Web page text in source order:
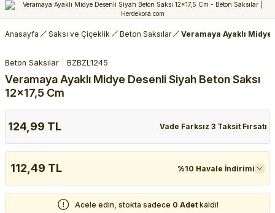
Anasayfa Saksı ve Çiçeklik Beton Saksılar Veramaya Ayaklı Midye
Beton Saksılar BZBZL1245
Veramaya Ayaklı Midye Desenli Siyah Beton Saksı
12x17,5 Cm
124,99 TL Vade Farksız 3 Taksit Fırsatı
112,49 TL %10 Havale İndirimi
Acele edin, stokta sadece 0 Adet kaldı!